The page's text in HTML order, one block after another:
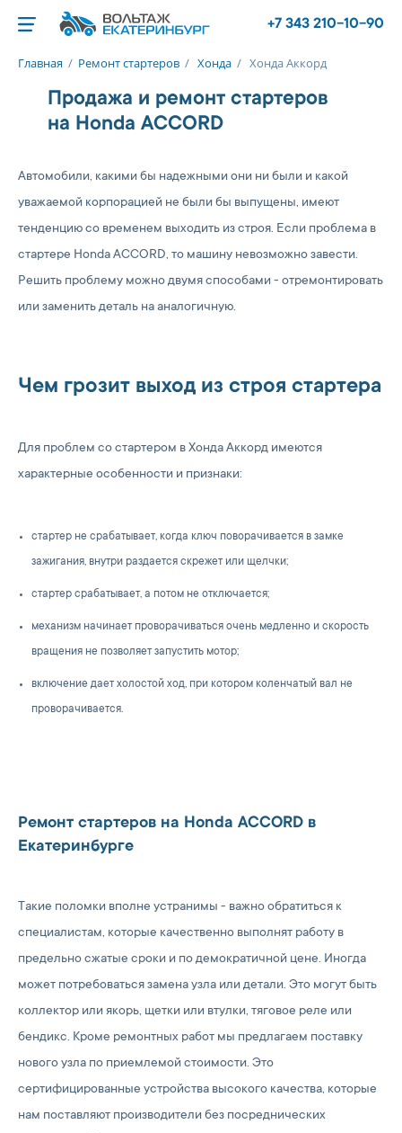
+7 343 210-10-90
Главная / Ремонт стартеров / Хонда / Хонда Аккорд
Продажа и ремонт стартеров
на Honda ACCORD
Автомобили, какими бы надежными они ни были и какой
уважаемой корпорацией не были бы выпущены, имеют
тенденцию со временем выходить из строя. Если проблема в
стартере Honda ACCORD, то машину невозможно завести.
Решить проблему можно двумя способами - отремонтировать
или заменить деталь на аналогичную.
Чем грозит выход из строя стартера
Для проблем со стартером в Хонда Аккорд имеются
характерные особенности и признаки:
стартер не срабатывает, когда ключ поворачивается в замке
зажигания, внутри раздается скрежет или щелчки;
стартер срабатывает, а потом не отключается;
механизм начинает проворачиваться очень медленно и скорость
вращения не позволяет запустить мотор;
включение дает холостой ход, при котором коленчатый вал не
проворачивается.
Ремонт стартеров на Honda ACCORD в
Екатеринбурге
Такие поломки вполне устранимы - важно обратиться к
специалистам, которые качественно выполнят работу в
предельно сжатые сроки и по демократичной цене. Иногда
может потребоваться замена узла или детали. Это могут быть
коллектор или якорь, щетки или втулки, тяговое реле или
бендикс. Кроме ремонтных работ мы предлагаем поставку
нового узла по приемлемой стоимости. Это
сертифицированные устройства высокого качества, которые
нам поставляют производители без посреднических